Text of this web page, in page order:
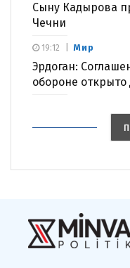
Сыну Кадырова
Чечни
Мир
Эрдоган:
обороне
19:12